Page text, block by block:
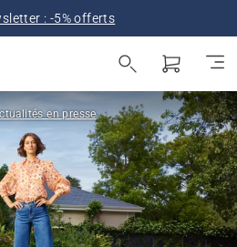
: -5% offerts
en presse